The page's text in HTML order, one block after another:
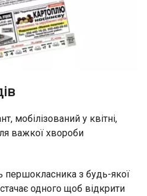
мобілізований у квітні,
важкої хвороби
з будь-якої
одного щоб відкрити